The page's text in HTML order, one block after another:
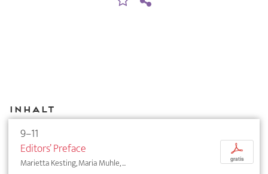
Inhalt
9–11
Editors’ Preface
Marietta Kesting, Maria Muhle, ...
p
gratis